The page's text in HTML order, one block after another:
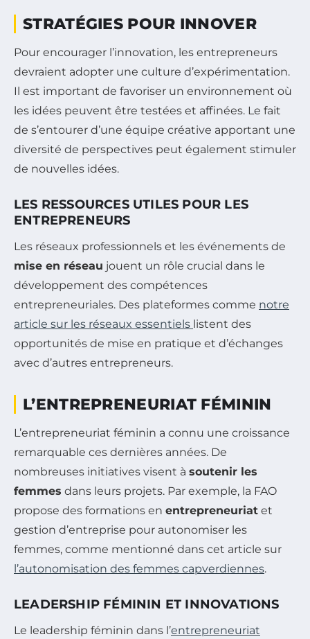
STRATÉGIES POUR INNOVER
Pour encourager l’innovation, les entrepreneurs
devraient adopter une culture d’expérimentation.
Il est important de favoriser un environnement où
les idées peuvent être testées et affinées. Le fait
de s’entourer d’une équipe créative apportant une
diversité de perspectives peut également stimuler
de nouvelles idées.
LES RESSOURCES UTILES POUR LES
ENTREPRENEURS
Les réseaux professionnels et les événements de
mise en réseau jouent un rôle crucial dans le
développement des compétences
entrepreneuriales. Des plateformes comme notre
article sur les réseaux essentiels listent des
opportunités de mise en pratique et d’échanges
avec d’autres entrepreneurs.
L’ENTREPRENEURIAT FÉMININ
L’entrepreneuriat féminin a connu une croissance
remarquable ces dernières années. De
nombreuses initiatives visent à soutenir les
femmes dans leurs projets. Par exemple, la FAO
propose des formations en entrepreneuriat et
gestion d’entreprise pour autonomiser les
femmes, comme mentionné dans cet article sur
l’autonomisation des femmes capverdiennes.
LEADERSHIP FÉMININ ET INNOVATIONS
Le leadership féminin dans l’entrepreneuriat